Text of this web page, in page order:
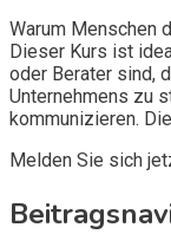
Warum Menschen
Dieser Kurs ist
oder Berater sind,
Unternehmens zu
kommunizieren.
Melden Sie sich